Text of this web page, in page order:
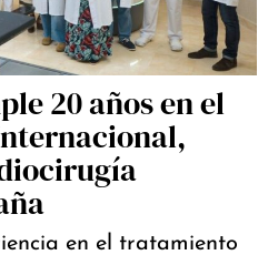
20 años en el
en el tratamiento